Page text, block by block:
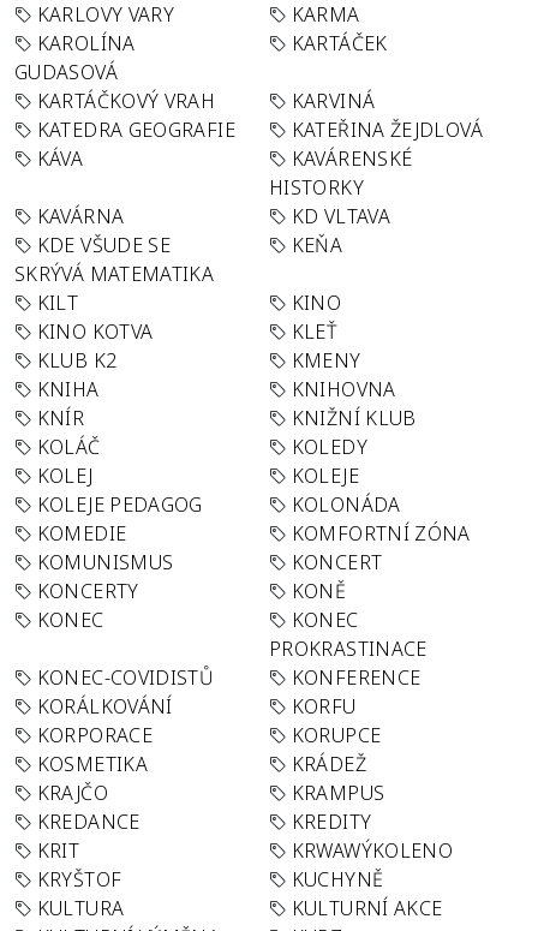
KARLOVY VARY
KARMA
KAROLÍNA
GUDASOVÁ
KARTÁČEK
KARTÁČKOVÝ VRAH
KARVINÁ
KATEDRA GEOGRAFIE
KATEŘINA ŽEJDLOVÁ
KÁVA
KAVÁRENSKÉ
HISTORKY
KAVÁRNA
KD VLTAVA
KDE VŠUDE SE
SKRÝVÁ MATEMATIKA
KEŇA
KILT
KINO
KINO KOTVA
KLEŤ
KLUB K2
KMENY
KNIHA
KNIHOVNA
KNÍR
KNIŽNÍ KLUB
KOLÁČ
KOLEDY
KOLEJ
KOLEJE
KOLEJE PEDAGOG
KOLONÁDA
KOMEDIE
KOMFORTNÍ ZÓNA
KOMUNISMUS
KONCERT
KONCERTY
KONĚ
KONEC
KONEC
PROKRASTINACE
KONEC-COVIDISTŮ
KONFERENCE
KORÁLKOVÁNÍ
KORFU
KORPORACE
KORUPCE
KOSMETIKA
KRÁDEŽ
KRAJČO
KRAMPUS
KREDANCE
KREDITY
KRIT
KRWAWÝKOLENO
KRYŠTOF
KUCHYNĚ
KULTURA
KULTURNÍ AKCE